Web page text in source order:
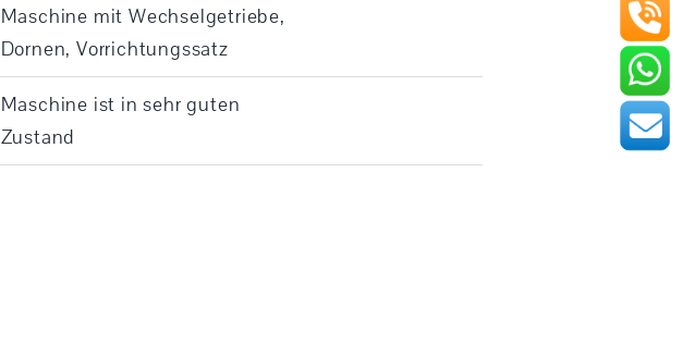
Maschine mit Wechselgetriebe,
Dornen, Vorrichtungssatz
Maschine ist in sehr guten
Zustand